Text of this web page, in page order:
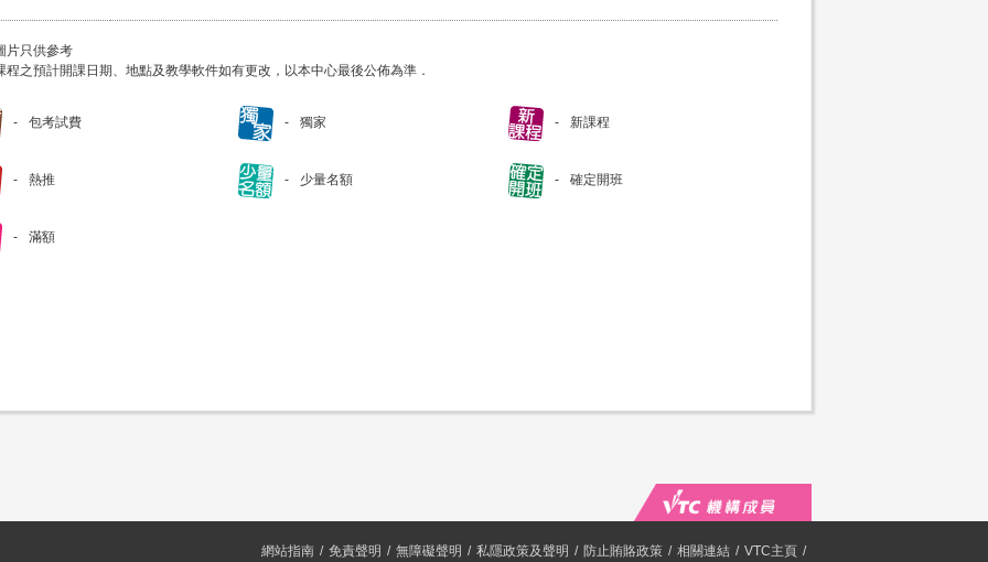
片只供參考
程之預計開課日期、地點及教學軟件如有更改，以本中心最後公佈為準．
包考試費 獨家 新課程
熱推 少量名額 確定開班
滿額
網站指南 免責聲明 無障礙聲明 私隱政策及聲明 防止賄賂政策 相關連結 VTC主頁